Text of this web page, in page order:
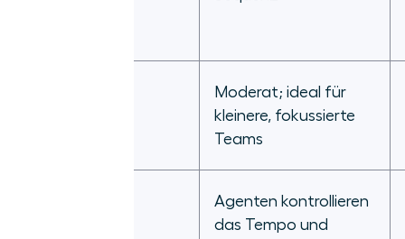
Moderat; ideal für
kleinere, fokussierte
Teams
Agenten kontrollieren
das Tempo und